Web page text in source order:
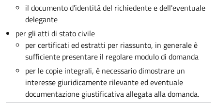
il documento d'identità del richiedente e dell'eventuale
delegante
per gli atti di stato civile
per certificati ed estratti per riassunto, in generale è
sufficiente presentare il regolare modulo di domanda
per le copie integrali, è necessario dimostrare un
interesse giuridicamente rilevante ed eventuale
documentazione giustificativa allegata alla domanda.